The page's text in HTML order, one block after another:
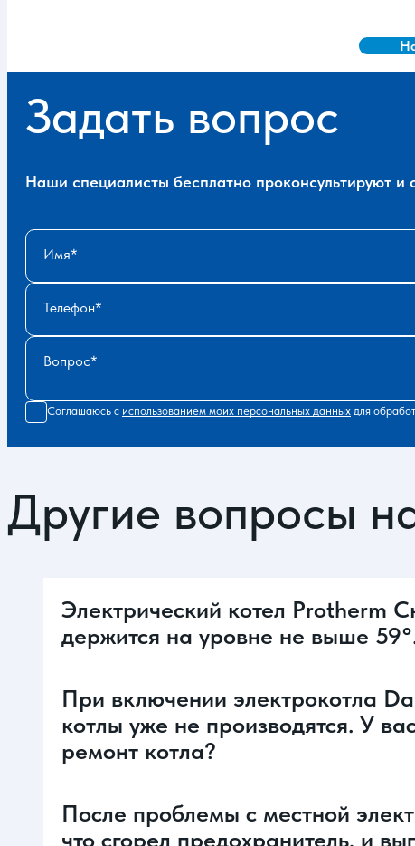
Задать вопрос
Наши специалисты бесплатно проконсультируют и
Имя
Телефон
Вопрос
Соглашаюсь с использованием моих персональных данных для
Другие вопросы
Электрический котел Protherm
держится на уровне не выше
При включении электрокотла
котлы уже не производятся. У
ремонт котла?
После проблемы с местной
что сгорел предохранитель, и